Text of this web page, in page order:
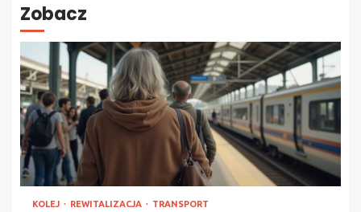
Zobacz
KOLEJ REWITALIZACJA TRANSPORT